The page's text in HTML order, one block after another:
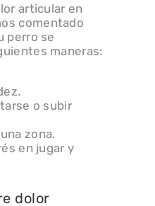
articular en
comentado
perro se
maneras:
o subir
zona.
en jugar y
dolor